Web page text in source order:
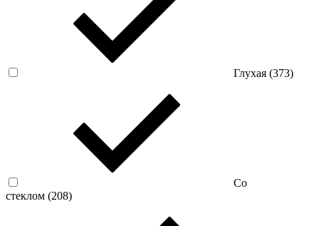
Глухая (373)
Со
стеклом (208)